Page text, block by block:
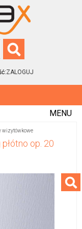
ZALOGUJ
MENU
wizytówkowe
op. 20